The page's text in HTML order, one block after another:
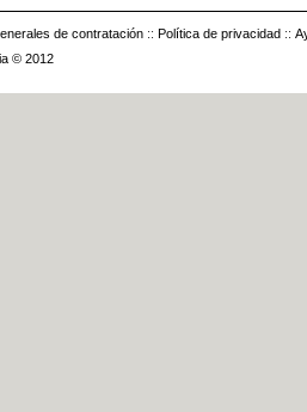
de contratación :: Política de privacidad ::
© 2012